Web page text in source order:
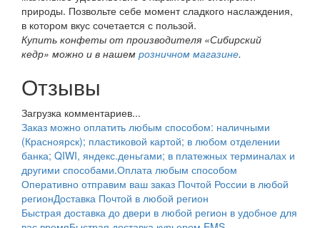
природы. Позвольте себе момент сладкого наслаждения,
в котором вкус сочетается с пользой.
Купить конфеты от производителя «Сибирский
кедр» можно и в нашем розничном магазине.
Отзывы
Загрузка комментариев...
Заказ можно оплатить любым способом: наличными
(Красноярск); пластиковой картой; в любом отделении
банка; QIWI, яндекс.деньгами; в платежных терминалах и
другими способами.Оплата любым способом
Оперативно отправим ваш заказ Почтой России в любой
регионДоставка Почтой в любой регион
Быстрая доставка до двери в любой регион в удобное для